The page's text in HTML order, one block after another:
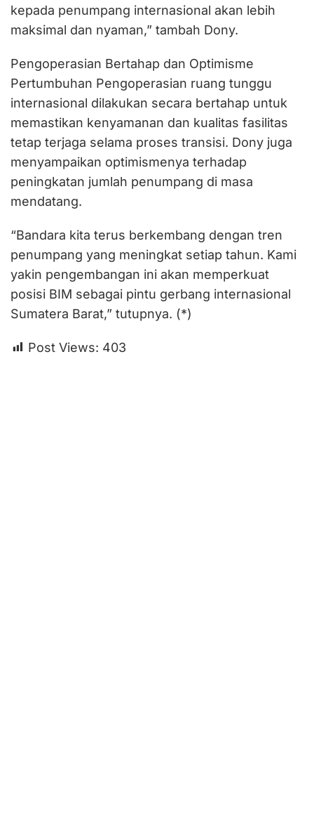
kepada penumpang internasional akan lebih
maksimal dan nyaman,” tambah Dony.
Pengoperasian Bertahap dan Optimisme
Pertumbuhan Pengoperasian ruang tunggu
internasional dilakukan secara bertahap untuk
memastikan kenyamanan dan kualitas fasilitas
tetap terjaga selama proses transisi. Dony juga
menyampaikan optimismenya terhadap
peningkatan jumlah penumpang di masa
mendatang.
“Bandara kita terus berkembang dengan tren
penumpang yang meningkat setiap tahun. Kami
yakin pengembangan ini akan memperkuat
posisi BIM sebagai pintu gerbang internasional
Sumatera Barat,” tutupnya. (*)
Post Views: 403